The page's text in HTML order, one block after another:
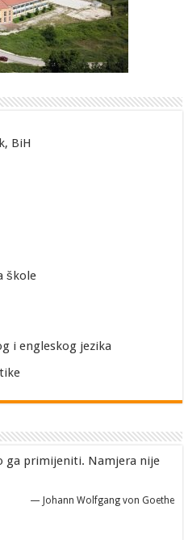
BiH
škole
i engleskog jezika
ga primijeniti. Namjera nije
— Johann Wolfgang von Goethe